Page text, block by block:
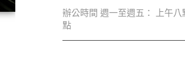
辦公時間 週一至週五： 上午八
點